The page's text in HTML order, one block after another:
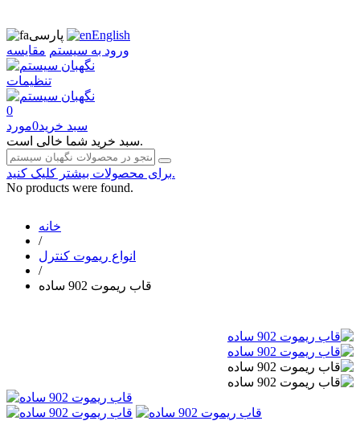
پارسی
English
ورود به سیستم مقایسه
تنظیمات
0
سبد خرید0مورد
سبد خرید شما خالی است.
برای محصولات بیشتر کلیک کنید.
No products were found.
خانه
/
انواع ریموت کنترل
/
قاب ریموت 902 ساده